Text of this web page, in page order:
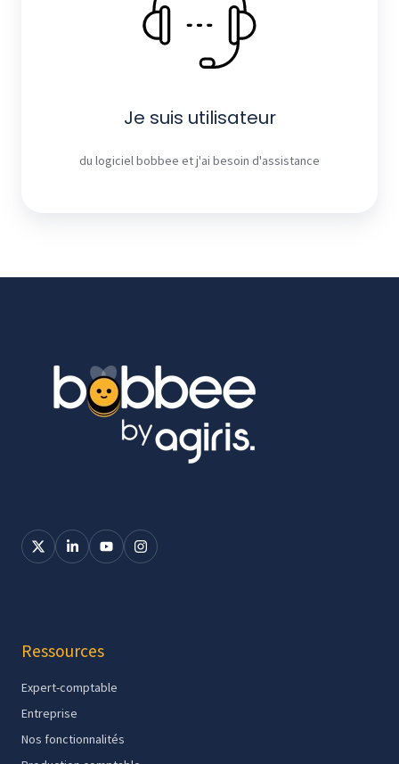
Je suis utilisateur
du logiciel bobbee et j'ai besoin d'assistance
Ressources
Expert-comptable
Entreprise
Nos fonctionnalités